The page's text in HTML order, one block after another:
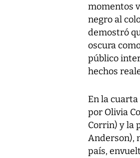
momentos
negro al
demostró
oscura
público
hechos
En la
por Olivia
Corrin) y la
Anderson),
país,